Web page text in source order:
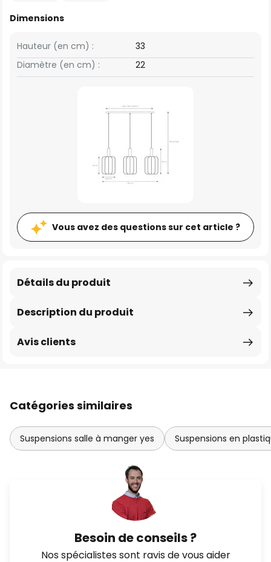
Dimensions
Hauteur (en cm) :
33
Diamètre (en cm) :
22
Vous avez des questions sur cet article ?
Description du produit
Détails du produit
Avis clients
Catégories similaires
Suspensions salle à manger yes Suspensions en
Besoin de conseils ?
Nos spécialistes sont ravis de vous aider